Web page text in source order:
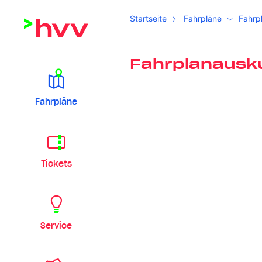
Startseite Fahrpläne
Fahrpläne
Tickets
Service